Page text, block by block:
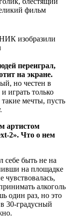
фильм
изобразили
переиграл,
на экране.
но честен в
играть только
мечты, пусть
артистом
2». Что о нем
себе быть не на
на площадке
чувствовалась,
алкоголь
один раз, но это
30-градусный